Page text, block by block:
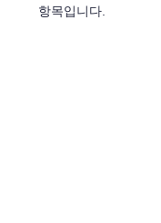
항목입니다.